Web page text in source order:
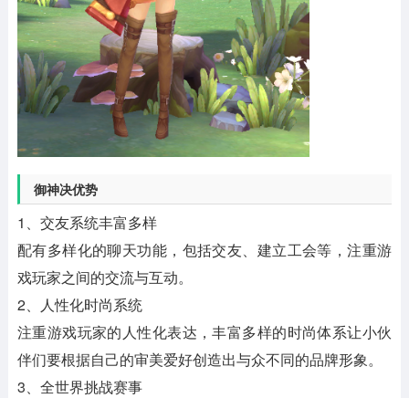
御神决优势
1、交友系统丰富多样
配有多样化的聊天功能，包括交友、建立工会等，注重游
戏玩家之间的交流与互动。
2、人性化时尚系统
注重游戏玩家的人性化表达，丰富多样的时尚体系让小伙
伴们要根据自己的审美爱好创造出与众不同的品牌形象。
3、全世界挑战赛事